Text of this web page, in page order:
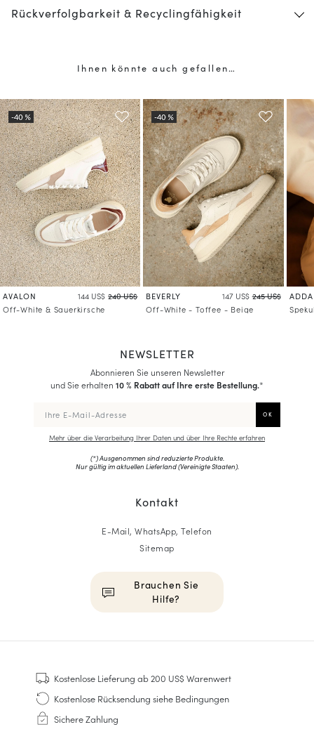
Rückverfolgbarkeit & Recyclingfähigkeit
Ihnen könnte auch gefallen…
AVALON 144 US$ 240 US$
Off-White & Sauerkirsche
BEVERLY 147 US$ 245 US$
Off-White - Toffee - Beige
NEWSLETTER
Abonnieren Sie unseren Newsletter
und Sie erhalten 10 % Rabatt auf Ihre erste Bestellung.*
Mehr über die Verarbeitung Ihrer Daten und über Ihre Rechte erfahren
(*) Ausgenommen sind reduzierte Produkte.
Nur gültig im aktuellen Lieferland (Vereinigte Staaten).
Kontakt
E-Mail, WhatsApp, Telefon
Sitemap
Brauchen Sie
Hilfe?
Sneakers
Goodyear genäht
Derbys & Richelieu
Richelieu-Herrenschuhe
Kostenlose Lieferung ab 200 US$ Warenwert
Kostenlose Rücksendung siehe Bedingungen
Sichere Zahlung
10% GESCHENKT*
Nur gültig im aktuellen Lieferland ( Vereinigte Staaten
Mehr über die Verarbeitung Ihrer Daten und über Ihre Rechte erfahren